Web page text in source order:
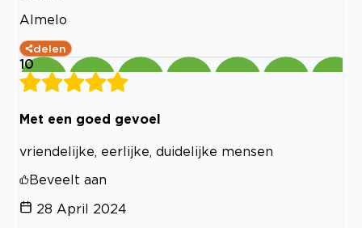
Almelo
delen
10
Met een goed gevoel
vriendelijke, eerlijke, duidelijke mensen
Beveelt aan
28 April 2024